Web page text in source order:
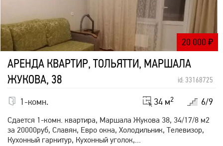
20 000 ₽
АРЕНДА КВАРТИР, ТОЛЬЯТТИ, МАРШАЛА
ЖУКОВА, 38
id: 33168725
1-комн. 6/9
34 м2
Сдается 1-комн. квартира, Маршала Жукова 38, 34/17/8 м2
за 20000руб, Славян, Евро окна, Холодильник, Телевизор,
Кухонный гарнитур, Кухонный уголок,...